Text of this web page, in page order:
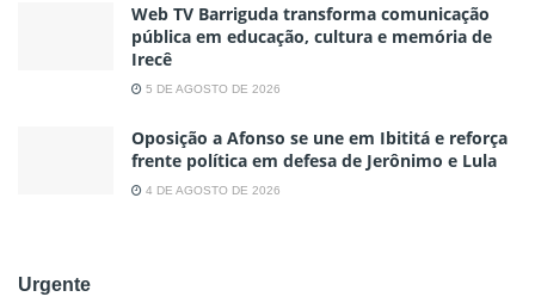
Web TV Barriguda transforma comunicação
pública em educação, cultura e memória de
Irecê
5 DE AGOSTO DE 2026
Oposição a Afonso se une em Ibititá e reforça
frente política em defesa de Jerônimo e Lula
4 DE AGOSTO DE 2026
Urgente